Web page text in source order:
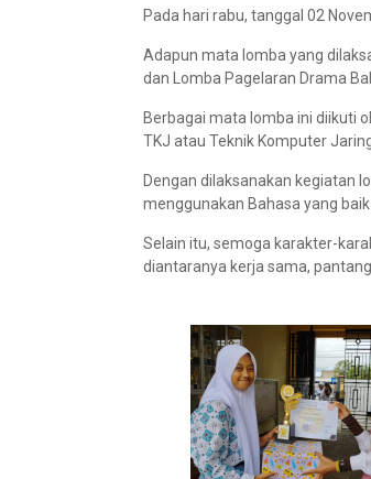
Pada hari rabu, tanggal 02
Adapun mata lomba yang
dan Lomba Pagelaran Drama
Berbagai mata lomba ini diikuti
TKJ atau Teknik Komputer
Dengan dilaksanakan kegiatan
menggunakan Bahasa yang baik
Selain itu, semoga karakter-
diantaranya kerja sama,